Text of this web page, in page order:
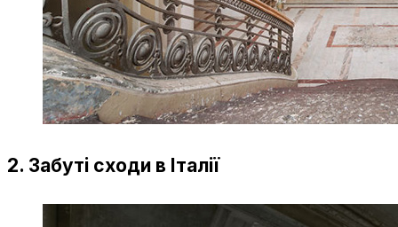
2. Забуті сходи в Італії